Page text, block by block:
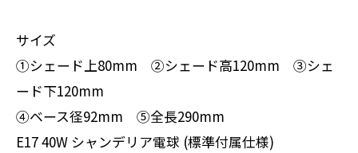
サイズ
①シェード上80mm ②シェード高120mm ③シェ
ード下120mm
④ベース径92mm ⑤全長290mm
E17 40W シャンデリア電球 (標準付属仕様)